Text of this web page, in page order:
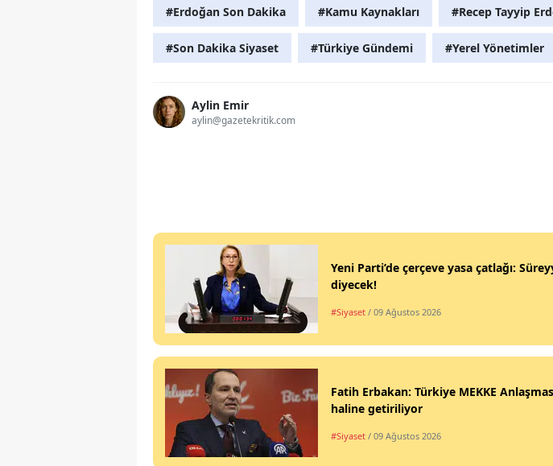
#Erdoğan Son Dakika #Kamu Kaynakları #Recep Tayyip
#Son Dakika Siyaset #Türkiye Gündemi #Yerel Yönetimler
Aylin Emir
aylin@gazetekritik.com
Yeni Parti’de çerçeve yasa çatlağı:
diyecek!
#Siyaset / 09 Ağustos 2026
Fatih Erbakan: Türkiye MEKKE
haline getiriliyor
#Siyaset / 09 Ağustos 2026